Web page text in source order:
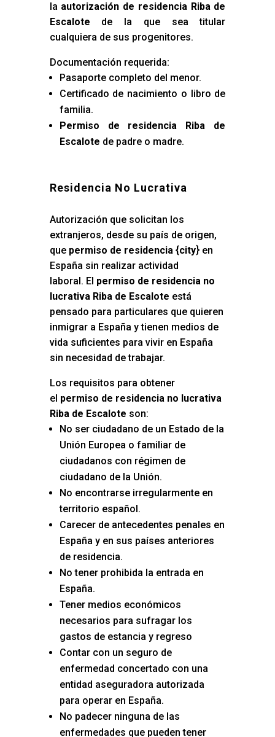
la autorización de residencia Riba de
Escalote de la que sea titular
cualquiera de sus progenitores.
Documentación requerida:
Pasaporte completo del menor.
Certificado de nacimiento o libro de
familia.
Permiso de residencia Riba de
Escalote de padre o madre.
Residencia No Lucrativa
Autorización que solicitan los
extranjeros, desde su país de origen,
que permiso de residencia {city} en
España sin realizar actividad
laboral. El permiso de residencia no
lucrativa Riba de Escalote está
pensado para particulares que quieren
inmigrar a España y tienen medios de
vida suficientes para vivir en España
sin necesidad de trabajar.
Los requisitos para obtener
el permiso de residencia no lucrativa
Riba de Escalote son:
No ser ciudadano de un Estado de la
Unión Europea o familiar de
ciudadanos con régimen de
ciudadano de la Unión.
No encontrarse irregularmente en
territorio español.
Carecer de antecedentes penales en
España y en sus países anteriores
de residencia.
No tener prohibida la entrada en
España.
Tener medios económicos
necesarios para sufragar los
gastos de estancia y regreso
Contar con un seguro de
enfermedad concertado con una
entidad aseguradora autorizada
para operar en España.
No padecer ninguna de las
enfermedades que pueden tener